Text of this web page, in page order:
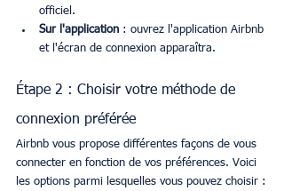
officiel.
Sur l'application : ouvrez l'application Airbnb
et l'écran de connexion apparaîtra.
Étape 2 : Choisir votre méthode de
connexion préférée
Airbnb vous propose différentes façons de vous
connecter en fonction de vos préférences. Voici
les options parmi lesquelles vous pouvez choisir :